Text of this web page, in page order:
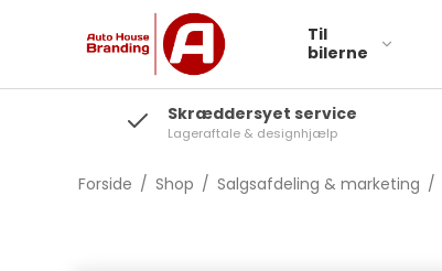
Til
bilerne
Skræddersyet service
Lageraftale & designhjælp
Forside / Shop / Salgsafdeling & marketing /